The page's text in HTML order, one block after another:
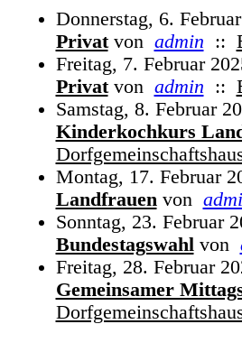
Donnerstag, 6.
Privatvon admin ::
Freitag, 7. Februar
Privatvon admin ::
Samstag, 8. Februar
Kinderkochkurs
Montag, 17. Februar
Landfrauenvon
Sonntag, 23. Februar
Bundestagswahlvon
Freitag, 28. Februar
Gemeinsamer